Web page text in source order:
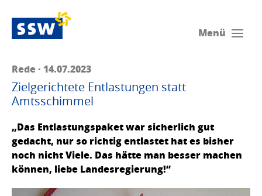
Menü
Rede · 14.07.2023
Zielgerichtete Entlastungen statt
Amtsschimmel
„Das Entlastungspaket war sicherlich gut
gedacht, nur so richtig entlastet hat es bisher
noch nicht Viele. Das hätte man besser machen
können, liebe Landesregierung!“